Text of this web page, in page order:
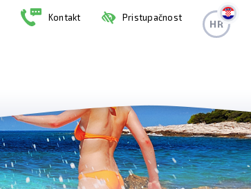
Kontakt Pristupačnost
HR